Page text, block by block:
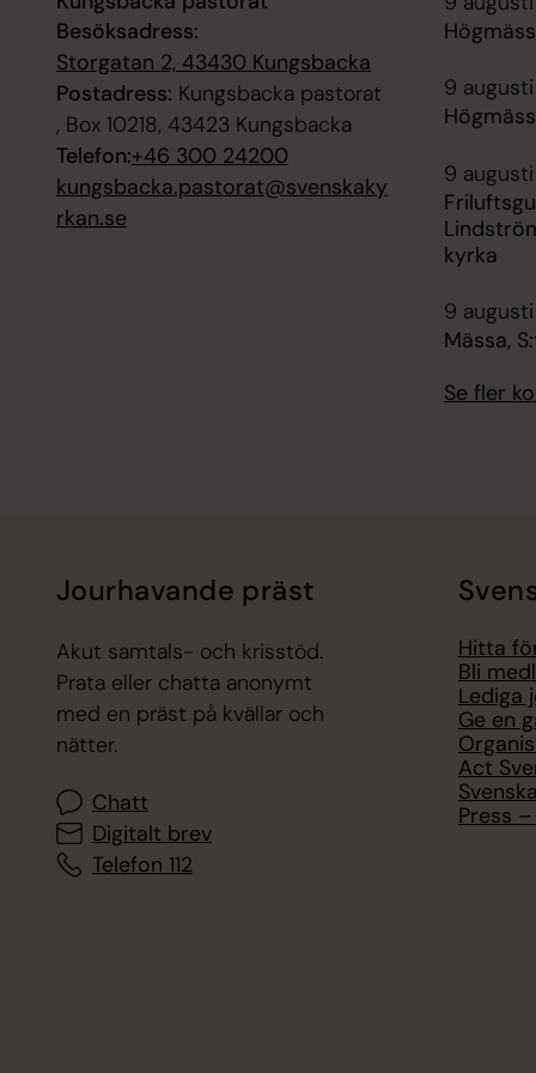
Besöksadress:
Storgatan 2, 43430 Kungsbacka
Postadress: Kungsbacka pastorat
, Box 10218, 43423 Kungsbacka
Telefon:+46 300 24200
kungsbacka.pastorat@svenskaky
rkan.se
9 augusti
9 augusti
kyrka
9 augusti
Mässa,
Se fler
Jourhavande präst
Akut samtals- och krisstöd.
Prata eller chatta anonymt
med en präst på kvällar och
nätter.
Chatt
Digitalt brev
Telefon 112
Hitta
Bli
Lediga
Ge en
Act
Press